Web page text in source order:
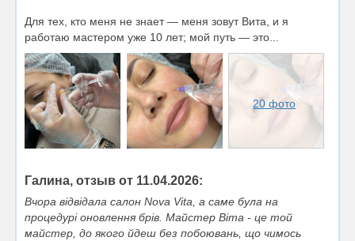
Для тех, кто меня не знает — меня зовут Вита, и я
работаю мастером уже 10 лет; мой путь — это...
20 фото
Галина, отзыв от 11.04.2026:
Вчора відвідала салон Nova Vita, а саме була на
процедурі оновлення брів. Майстер Віта - це той
майстер, до якого йдеш без побоювань, що чимось